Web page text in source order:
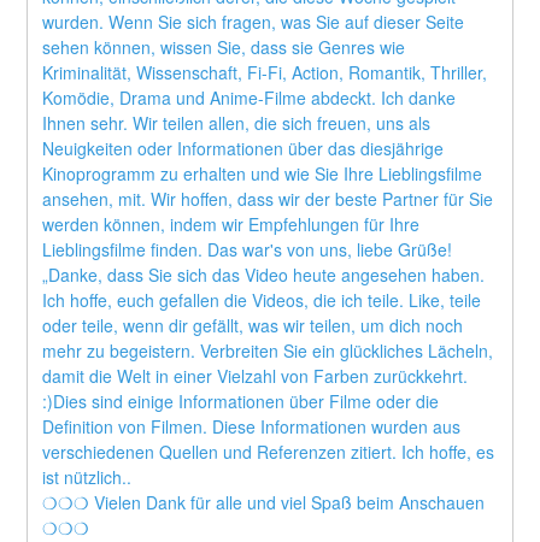
wurden. Wenn Sie sich fragen, was Sie auf dieser Seite
sehen können, wissen Sie, dass sie Genres wie
Kriminalität, Wissenschaft, Fi-Fi, Action, Romantik, Thriller,
Komödie, Drama und Anime-Filme abdeckt. Ich danke
Ihnen sehr. Wir teilen allen, die sich freuen, uns als
Neuigkeiten oder Informationen über das diesjährige
Kinoprogramm zu erhalten und wie Sie Ihre Lieblingsfilme
ansehen, mit. Wir hoffen, dass wir der beste Partner für Sie
werden können, indem wir Empfehlungen für Ihre
Lieblingsfilme finden. Das war's von uns, liebe Grüße!
„Danke, dass Sie sich das Video heute angesehen haben.
Ich hoffe, euch gefallen die Videos, die ich teile. Like, teile
oder teile, wenn dir gefällt, was wir teilen, um dich noch
mehr zu begeistern. Verbreiten Sie ein glückliches Lächeln,
damit die Welt in einer Vielzahl von Farben zurückkehrt.
:)Dies sind einige Informationen über Filme oder die
Definition von Filmen. Diese Informationen wurden aus
verschiedenen Quellen und Referenzen zitiert. Ich hoffe, es
ist nützlich..
❍❍❍ Vielen Dank für alle und viel Spaß beim Anschauen
❍❍❍